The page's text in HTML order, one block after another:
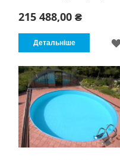
215 488,00 ₴
Детальніше